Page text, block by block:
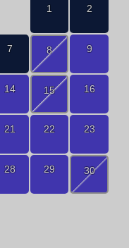
1 2
7 8 9
14 15 16
21 22 23
28 29 30